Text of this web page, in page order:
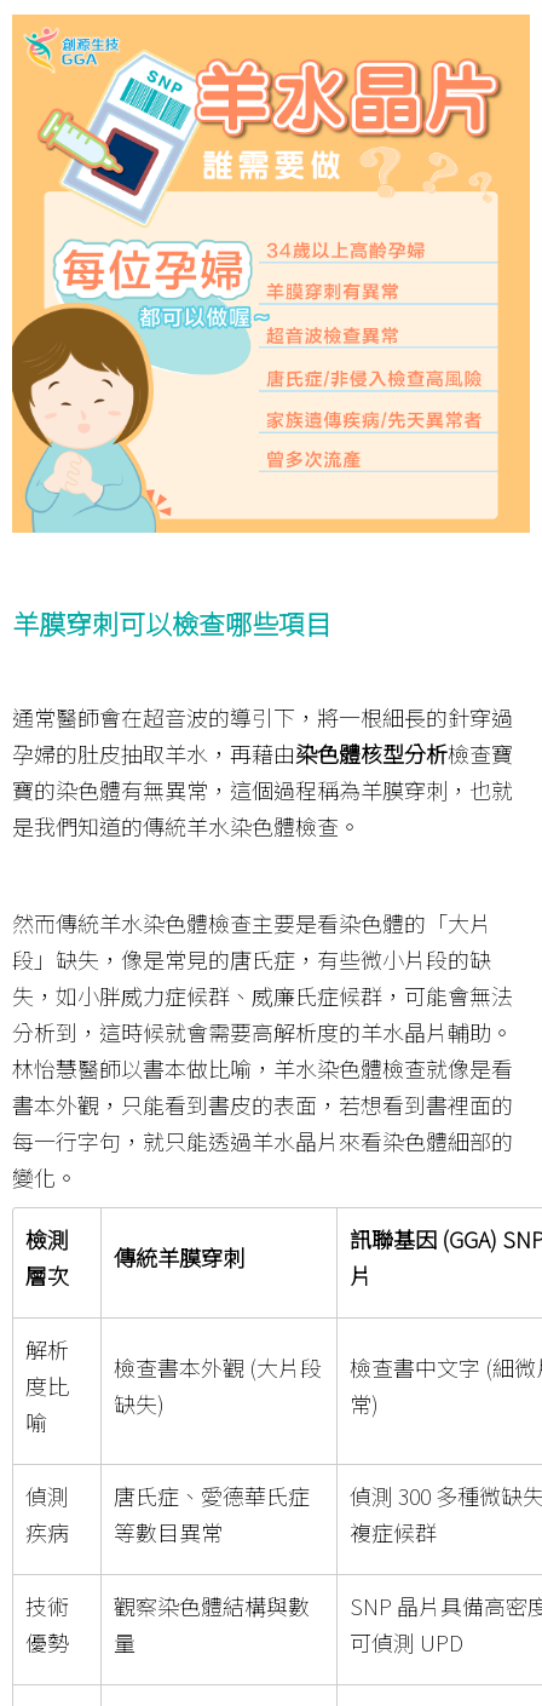
羊膜穿刺可以檢查哪些項目
通常醫師會在超音波的導引下，將一根細長的針穿過
孕婦的肚皮抽取羊水，再藉由染色體核型分析檢查寶
寶的染色體有無異常，這個過程稱為羊膜穿刺，也就
是我們知道的傳統羊水染色體檢查。
然而傳統羊水染色體檢查主要是看染色體的「大片
段」缺失，像是常見的唐氏症，有些微小片段的缺
失，如小胖威力症候群、威廉氏症候群，可能會無法
分析到，這時候就會需要高解析度的羊水晶片輔助。
林怡慧醫師以書本做比喻，羊水染色體檢查就像是看
書本外觀，只能看到書皮的表面，若想看到書裡面的
每一行字句，就只能透過羊水晶片來看染色體細部的
變化。
檢測
層次
傳統羊膜穿刺
訊聯基因 (GGA)
片
解析
度比
喻
檢查書本外觀 (大片段
缺失)
檢查書中文字 (細
常)
偵測
疾病
唐氏症、愛德華氏症
等數目異常
偵測 300 多種微缺
複症候群
技術
優勢
觀察染色體結構與數
量
SNP 晶片具備高密
可偵測 UPD